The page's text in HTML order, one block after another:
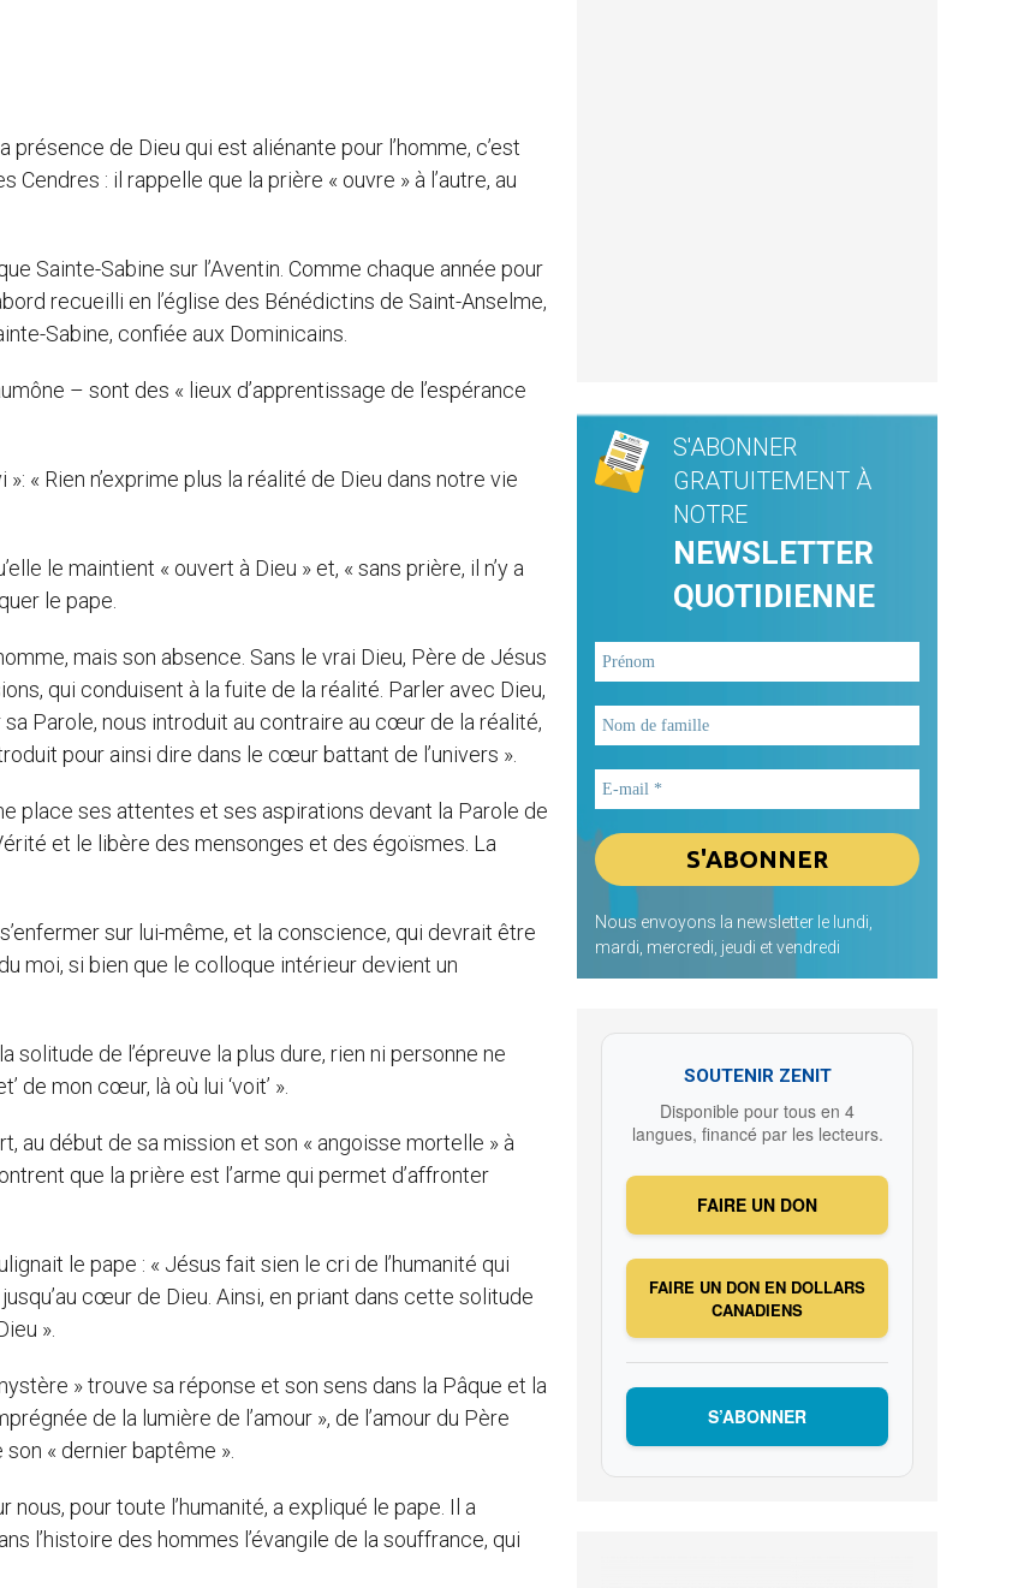
présence de Dieu qui est aliénante pour l’homme, c’est
: il rappelle que la prière « ouvre » à l’autre, au
Sainte-Sabine sur l’Aventin. Comme chaque année pour
recueilli en l’église des Bénédictins de Saint-Anselme,
Sabine, confiée aux Dominicains.
– sont des « lieux d’apprentissage de l’espérance
« Rien n’exprime plus la réalité de Dieu dans notre vie
le maintient « ouvert à Dieu » et, « sans prière, il n’y a
le pape.
mais son absence. Sans le vrai Dieu, Père de Jésus
qui conduisent à la fuite de la réalité. Parler avec Dieu,
Parole, nous introduit au contraire au cœur de la réalité,
pour ainsi dire dans le cœur battant de l’univers ».
place ses attentes et ses aspirations devant la Parole de
et le libère des mensonges et des égoïsmes. La
sur lui-même, et la conscience, qui devrait être
moi, si bien que le colloque intérieur devient un
solitude de l’épreuve la plus dure, rien ni personne ne
de mon cœur, là où lui ‘voit’ ».
au début de sa mission et son « angoisse mortelle » à
que la prière est l’arme qui permet d’affronter
le pape : « Jésus fait sien le cri de l’humanité qui
cœur de Dieu. Ainsi, en priant dans cette solitude
».
» trouve sa réponse et son sens dans la Pâque et la
de la lumière de l’amour », de l’amour du Père
« dernier baptême ».
nous, pour toute l’humanité, a expliqué le pape. Il a
l’histoire des hommes l’évangile de la souffrance, qui
S'ABONNER
GRATUITEMENT À
NOTRE
NEWSLETTER
QUOTIDIENNE
Nous envoyons la newsletter le lundi,
mardi, mercredi, jeudi et vendredi
SOUTENIR ZENIT
Disponible pour tous en 4
langues, financé par les lecteurs.
FAIRE UN DON
FAIRE UN DON EN DOLLARS
CANADIENS
S’ABONNER